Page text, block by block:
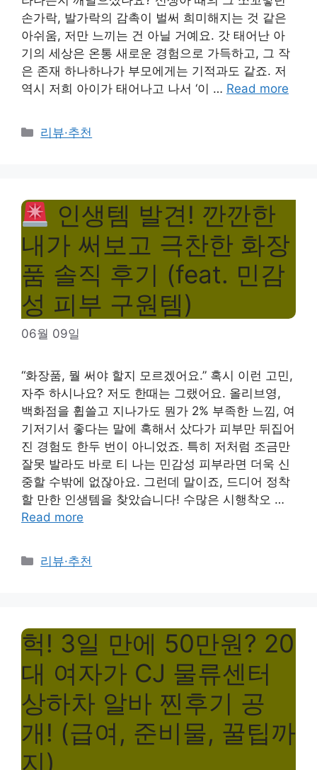
손가락, 발가락의 감촉이 벌써 희미해지는 것 같은
아쉬움, 저만 느끼는 건 아닐 거예요. 갓 태어난 아
기의 세상은 온통 새로운 경험으로 가득하고, 그 작
은 존재 하나하나가 부모에게는 기적과도 같죠. 저
역시 저희 아이가 태어나고 나서 ‘이 … Read more
Categories
리뷰·추천
인생템 발견! 깐깐한
내가 써보고 극찬한 화장
품 솔직 후기 (feat. 민감
성 피부 구원템)
06월 09일
“화장품, 뭘 써야 할지 모르겠어요.” 혹시 이런 고민,
자주 하시나요? 저도 한때는 그랬어요. 올리브영,
백화점을 휩쓸고 지나가도 뭔가 2% 부족한 느낌, 여
기저기서 좋다는 말에 혹해서 샀다가 피부만 뒤집어
진 경험도 한두 번이 아니었죠. 특히 저처럼 조금만
잘못 발라도 바로 티 나는 민감성 피부라면 더욱 신
중할 수밖에 없잖아요. 그런데 말이죠, 드디어 정착
할 만한 인생템을 찾았습니다! 수많은 시행착오 …
Read more
Categories
리뷰·추천
헉! 3일 만에 50만원? 20
대 여자가 CJ 물류센터
상하차 알바 찐후기 공
개! (급여, 준비물, 꿀팁까
지)